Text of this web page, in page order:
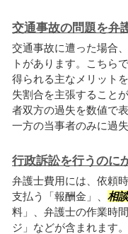
交通事故の問題を弁
交通事故に遭った場合
トがあります。こちら
得られる主なメリット
失割合を主張すること
者双方の過失を数値で
一方の当事者のみに過
行政訴訟を行うのに
弁護士費用には、依頼
支払う「報酬金」、 相談
料」、弁護士の作業時
ジ」などが含まれます